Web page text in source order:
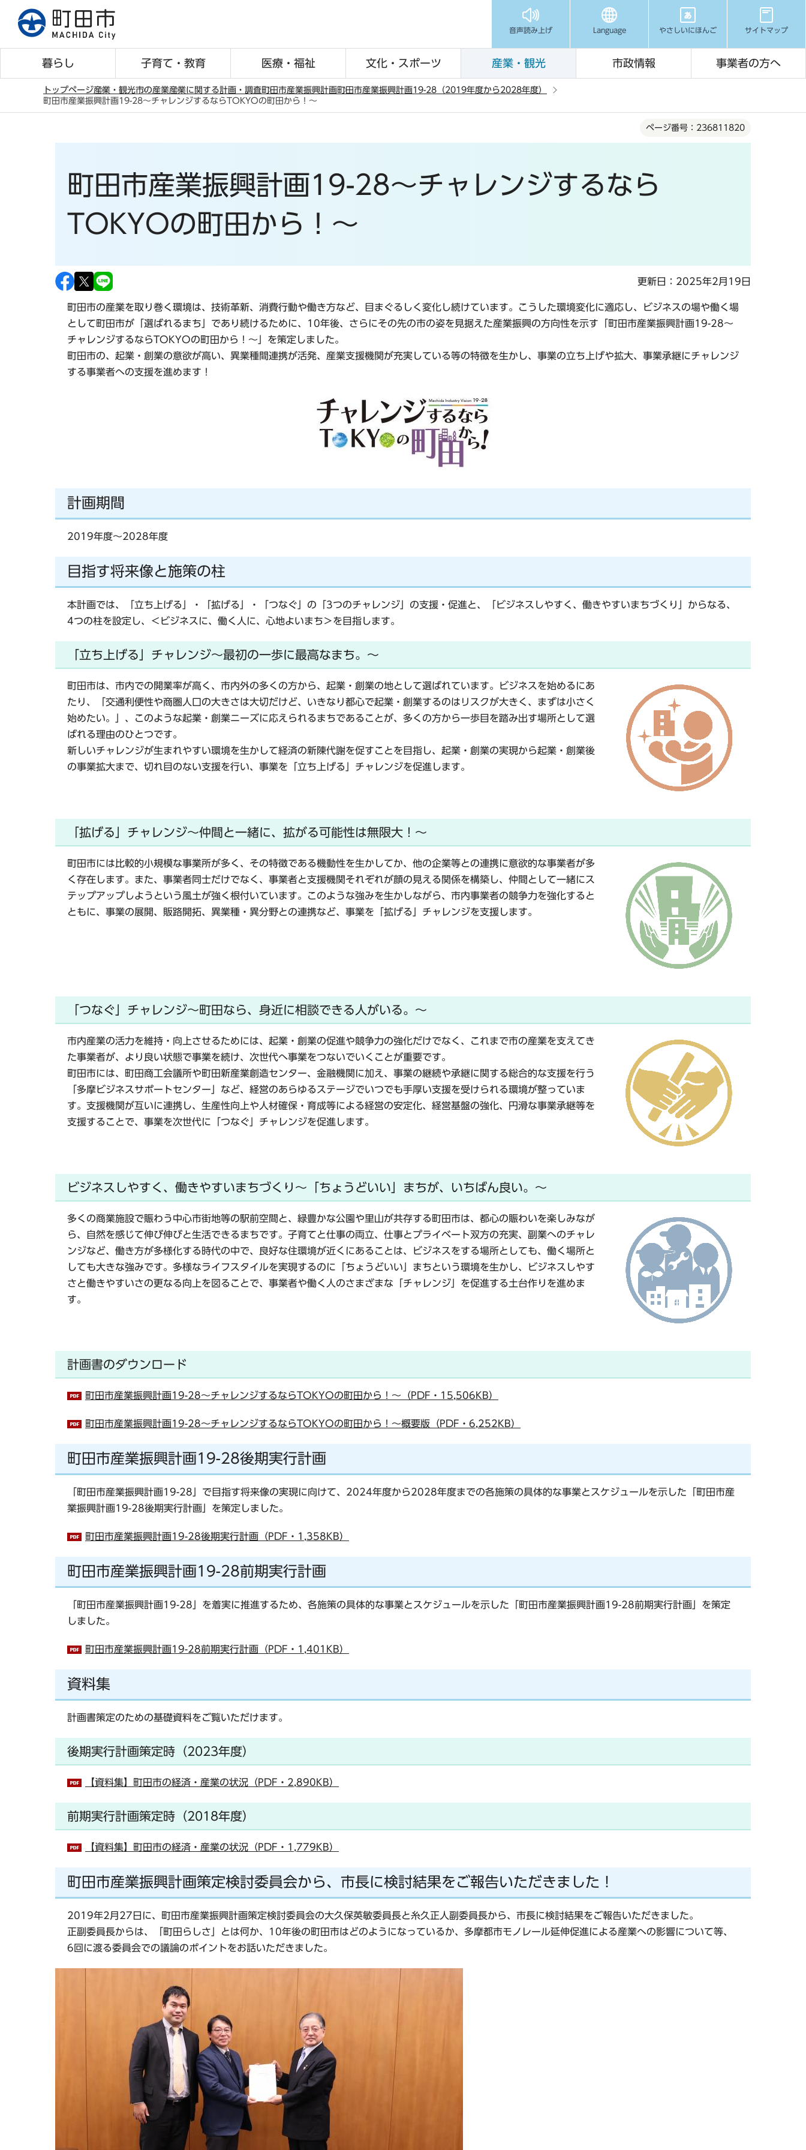
音声読み上げ Language やさしいにほんご サイトマップ
暮らし 子育て・教育 医療・福祉 文化・スポーツ 産業・観光 市政情報 事業者の方へ
トップページ産業・観光市の産業産業に関する計画・調査町田市産業振興計画 町田市産業振興計画19-28（2019年度から2028年度）
町田市産業振興計画19-28～チャレンジするならTOKYOの町田から！～
ページ番号：236811820
町田市産業振興計画19-28～チャレンジするなら
TOKYOの町田から！～
更新日：2025年2月19日
町田市の産業を取り巻く環境は、技術革新、消費行動や働き方など、目まぐるしく変化し続けています。こうした環境変化に適応し、ビジネスの場や働く場
として町田市が「選ばれるまち」であり続けるために、10年後、さらにその先の市の姿を見据えた産業振興の方向性を示す「町田市産業振興計画19-28～
チャレンジするならTOKYOの町田から！～」を策定しました。
町田市の、起業・創業の意欲が高い、異業種間連携が活発、産業支援機関が充実している等の特徴を生かし、事業の立ち上げや拡大、事業承継にチャレンジ
する事業者への支援を進めます！
計画期間
2019年度～2028年度
目指す将来像と施策の柱
本計画では、「立ち上げる」・「拡げる」・「つなぐ」の「3つのチャレンジ」 の支援・促進と、「ビジネスしやすく、働きやすいまちづくり」 からなる、
4つの柱を設定し、＜ビジネスに、働く人に、心地よいまち＞を目指します。
「立ち上げる」チャレンジ～最初の一歩に最高なまち。～
町田市は、市内での開業率が高く、市内外の多くの方から、起業・創業の地として選ばれています。ビジネスを始めるにあ
たり、「交通利便性や商圏人口の大きさは大切だけど、いきなり都心で起業・創業するのはリスクが大きく、まずは小さく
始めたい。」、このような起業・創業ニーズに応えられるまちであることが、多くの方から一歩目を踏み出す場所として選
ばれる理由のひとつです。
新しいチャレンジが生まれやすい環境を生かして経済の新陳代謝を促すことを目指し、起業・創業の実現から起業・創業後
の事業拡大まで、切れ目のない支援を行い、事業を「立ち上げる」チャレンジを促進します。
「拡げる」チャレンジ～仲間と一緒に、拡がる可能性は無限大！～
町田市には比較的小規模な事業所が多く、その特徴である機動性を生かしてか、他の企業等との連携に意欲的な事業者が多
く存在します。また、事業者同士だけでなく、事業者と支援機関それぞれが顔の見える関係を構築し、仲間として一緒にス
テップアップしようという風土が強く根付いています。このような強みを生かしながら、市内事業者の競争力を強化すると
ともに、事業の展開、販路開拓、異業種・異分野との連携など、事業を「拡げる」チャレンジを支援します。
「つなぐ」チャレンジ～町田なら、身近に相談できる人がいる。～
市内産業の活力を維持・向上させるためには、起業・創業の促進や競争力の強化だけでなく、これまで市の産業を支えてき
た事業者が、より良い状態で事業を続け、次世代へ事業をつないでいくことが重要です。
町田市には、町田商工会議所や町田新産業創造センター、金融機関に加え、事業の継続や承継に関する総合的な支援を行う
「多摩ビジネスサポートセンター」など、経営のあらゆるステージでいつでも手厚い支援を受けられる環境が整っていま
す。支援機関が互いに連携し、生産性向上や人材確保・育成等による経営の安定化、経営基盤の強化、円滑な事業承継等を
支援することで、事業を次世代に「つなぐ」チャレンジを促進します。
ビジネスしやすく、働きやすいまちづくり～「ちょうどいい」まちが、いちばん良い。～
多くの商業施設で賑わう中心市街地等の駅前空間と、緑豊かな公園や里山が共存する町田市は、都心の賑わいを楽しみなが
ら、自然を感じて伸び伸びと生活できるまちです。子育てと仕事の両立、仕事とプライベート双方の充実、副業へのチャレ
ンジなど、働き方が多様化する時代の中で、良好な住環境が近くにあることは、ビジネスをする場所としても、働く場所と
しても大きな強みです。多様なライフスタイルを実現するのに「ちょうどいい」まちという環境を生かし、ビジネスしやす
さと働きやすいさの更なる向上を図ることで、事業者や働く人のさまざまな「チャレンジ」を促進する土台作りを進めま
す。
計画書のダウンロード
町田市産業振興計画19-28～チャレンジするならTOKYOの町田から！～（PDF・15,506KB）
町田市産業振興計画19-28～チャレンジするならTOKYOの町田から！～概要版（PDF・6,252KB）
町田市産業振興計画19-28後期実行計画
「町田市産業振興計画19-28」で目指す将来像の実現に向けて、2024年度から2028年度までの各施策の具体的な事業とスケジュールを示した「町田市産
業振興計画19-28後期実行計画」を策定しました。
町田市産業振興計画19-28後期実行計画（PDF・1,358KB）
町田市産業振興計画19-28前期実行計画
「町田市産業振興計画19-28」を着実に推進するため、各施策の具体的な事業とスケジュールを示した「町田市産業振興計画19-28前期実行計画」を策定
しました。
町田市産業振興計画19-28前期実行計画（PDF・1,401KB）
資料集
計画書策定のための基礎資料をご覧いただけます。
後期実行計画策定時（2023年度）
【資料集】町田市の経済・産業の状況（PDF・2,890KB）
前期実行計画策定時（2018年度）
【資料集】町田市の経済・産業の状況（PDF・1,779KB）
町田市産業振興計画策定検討委員会から、市長に検討結果をご報告いただきました！
2019年2月27日に、町田市産業振興計画策定検討委員会の大久保英敏委員長と糸久正人副委員長から、市長に検討結果をご報告いただきました。
正副委員長からは、「町田らしさ」とは何か、10年後の町田市はどのようになっているか、多摩都市モノレール延伸促進による産業への影響について等、
6回に渡る委員会での議論のポイントをお話いただきました。